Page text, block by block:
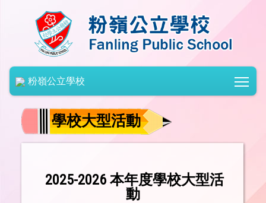
粉嶺公立學校
學校大型活動
2025-2026 本年度學校大型活
動